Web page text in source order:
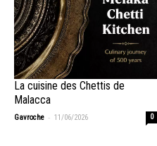
La cuisine des Chettis de
Malacca
Gavroche - 11/06/2026 0